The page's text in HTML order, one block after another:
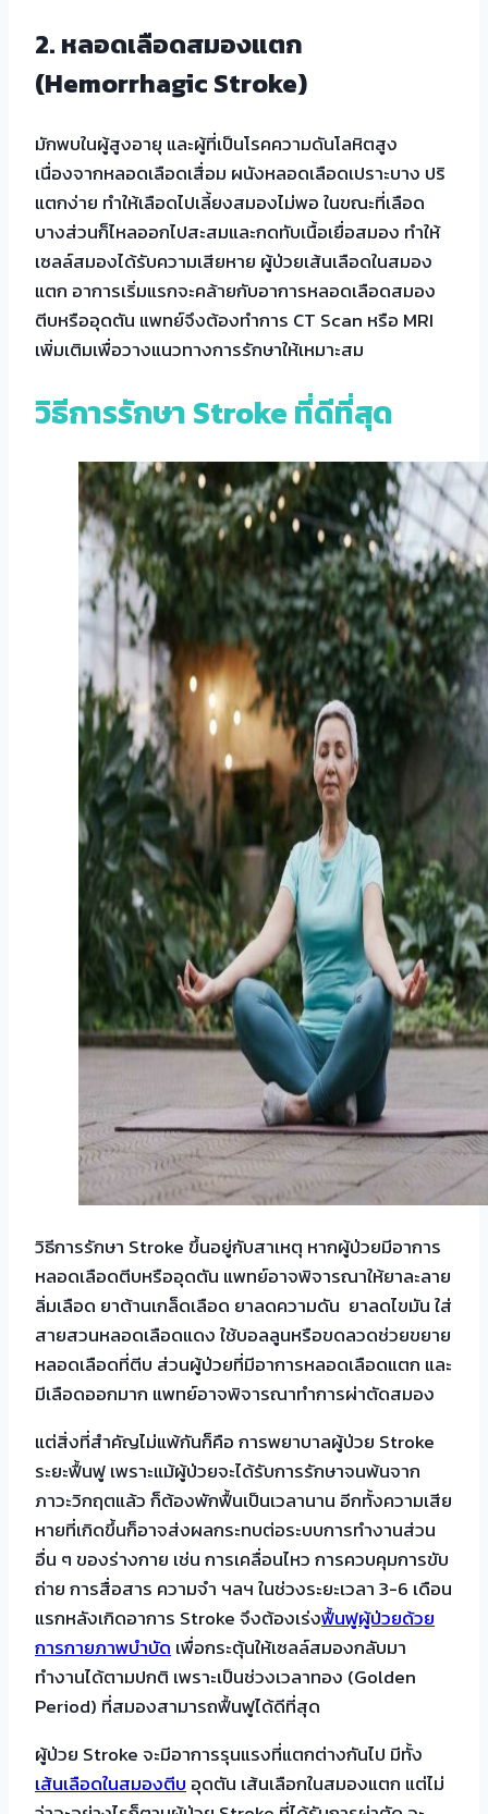
2. หลอดเลือดสมองแตก
(Hemorrhagic Stroke)
มักพบในผู้สูงอายุ และผู้ที่เป็นโรคความดันโลหิตสูง
เนื่องจากหลอดเลือดเสื่อม ผนังหลอดเลือดเปราะบาง ปริ
แตกง่าย ทำให้เลือดไปเลี้ยงสมองไม่พอ ในขณะที่เลือด
บางส่วนก็ไหลออกไปสะสมและกดทับเนื้อเยื่อสมอง ทำให้
เซลล์สมองได้รับความเสียหาย ผู้ป่วยเส้นเลือดในสมอง
แตก อาการเริ่มแรกจะคล้ายกับอาการหลอดเลือดสมอง
ตีบหรืออุดตัน แพทย์จึงต้องทำการ CT Scan หรือ MRI
เพิ่มเติมเพื่อวางแนวทางการรักษาให้เหมาะสม
วิธีการรักษา Strokeที่ดีที่สุด
วิธีการรักษา Stroke ขึ้นอยู่กับสาเหตุ หากผู้ป่วยมีอาการ
หลอดเลือดตีบหรืออุดตัน แพทย์อาจพิจารณาให้ยาละลาย
ลิ่มเลือด ยาต้านเกล็ดเลือด ยาลดความดัน ยาลดไขมัน ใส่
สายสวนหลอดเลือดแดง ใช้บอลลูนหรือขดลวดช่วยขยาย
หลอดเลือดที่ตีบ ส่วนผู้ป่วยที่มีอาการหลอดเลือดแตก และ
มีเลือดออกมาก แพทย์อาจพิจารณาทำการผ่าตัดสมอง
แต่สิ่งที่สำคัญไม่แพ้กันก็คือ การพยาบาลผู้ป่วย Stroke
ระยะฟื้นฟู เพราะแม้ผู้ป่วยจะได้รับการรักษาจนพ้นจาก
ภาวะวิกฤตแล้ว ก็ต้องพักฟื้นเป็นเวลานาน อีกทั้งความเสีย
หายที่เกิดขึ้นก็อาจส่งผลกระทบต่อระบบการทำงานส่วน
อื่น ๆ ของร่างกาย เช่น การเคลื่อนไหว การควบคุมการขับ
ถ่าย การสื่อสาร ความจำ ฯลฯ ในช่วงระยะเวลา 3-6 เดือน
แรกหลังเกิดอาการ Stroke จึงต้องเร่งฟื้นฟูผู้ป่วยด้วย
การกายภาพบำบัด เพื่อกระตุ้นให้เซลล์สมองกลับมา
ทำงานได้ตามปกติ เพราะเป็นช่วงเวลาทอง (Golden
Period) ที่สมองสามารถฟื้นฟูได้ดีที่สุด
ผู้ป่วย Stroke จะมีอาการรุนแรงที่แตกต่างกันไป มีทั้ง
เส้นเลือดในสมองตีบ อุดตัน เส้นเลือกในสมองแตก แต่ไม่